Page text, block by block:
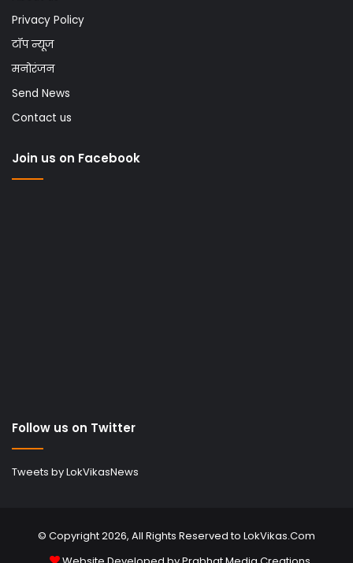
Privacy Policy
टॉप न्यूज
मनोरंजन
Send News
Contact us
Join us on Facebook
Follow us on Twitter
Tweets by LokVikasNews
© Copyright 2026, All Rights Reserved to LokVikas.Com